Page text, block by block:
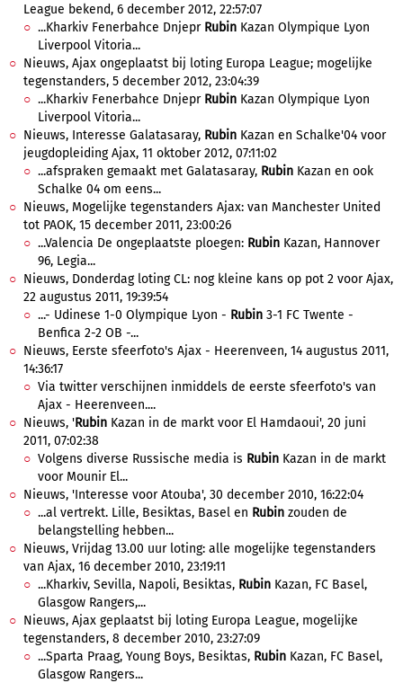
League bekend, 6 december 2012, 22:57:07
...Kharkiv Fenerbahce Dnjepr Rubin Kazan Olympique Lyon
Liverpool Vitoria...
Nieuws, Ajax ongeplaatst bij loting Europa League; mogelijke
tegenstanders, 5 december 2012, 23:04:39
...Kharkiv Fenerbahce Dnjepr Rubin Kazan Olympique Lyon
Liverpool Vitoria...
Nieuws, Interesse Galatasaray, Rubin Kazan en Schalke'04 voor
jeugdopleiding Ajax, 11 oktober 2012, 07:11:02
...afspraken gemaakt met Galatasaray, Rubin Kazan en ook
Schalke 04 om eens...
Nieuws, Mogelijke tegenstanders Ajax: van Manchester United
tot PAOK, 15 december 2011, 23:00:26
...Valencia De ongeplaatste ploegen: Rubin Kazan, Hannover
96, Legia...
Nieuws, Donderdag loting CL: nog kleine kans op pot 2 voor Ajax,
22 augustus 2011, 19:39:54
...- Udinese 1-0 Olympique Lyon - Rubin 3-1 FC Twente -
Benfica 2-2 OB -...
Nieuws, Eerste sfeerfoto's Ajax - Heerenveen, 14 augustus 2011,
14:36:17
Via twitter verschijnen inmiddels de eerste sfeerfoto's van
Ajax - Heerenveen....
Nieuws, 'Rubin Kazan in de markt voor El Hamdaoui', 20 juni
2011, 07:02:38
Volgens diverse Russische media is Rubin Kazan in de markt
voor Mounir El...
Nieuws, 'Interesse voor Atouba', 30 december 2010, 16:22:04
...al vertrekt. Lille, Besiktas, Basel en Rubin zouden de
belangstelling hebben...
Nieuws, Vrijdag 13.00 uur loting: alle mogelijke tegenstanders
van Ajax, 16 december 2010, 23:19:11
...Kharkiv, Sevilla, Napoli, Besiktas, Rubin Kazan, FC Basel,
Glasgow Rangers,...
Nieuws, Ajax geplaatst bij loting Europa League, mogelijke
tegenstanders, 8 december 2010, 23:27:09
...Sparta Praag, Young Boys, Besiktas, Rubin Kazan, FC Basel,
Glasgow Rangers...